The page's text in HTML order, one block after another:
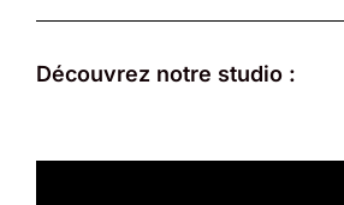
Découvrez notre studio :